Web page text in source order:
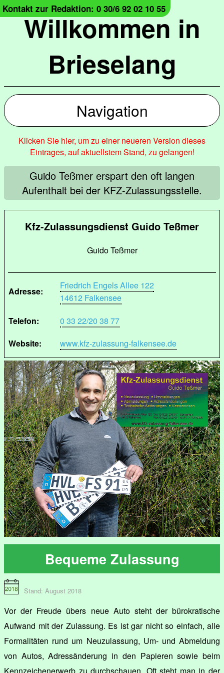
Willkommen in
Brieselang
Kontakt zur Redaktion: 0 30/6 92 02 10 55
Navigation
Klicken Sie hier, um zu einer neueren Version dieses
Eintrages, auf aktuellstem Stand, zu gelangen!
Guido Teßmer erspart den oft langen
Aufenthalt bei der KFZ-Zulassungsstelle.
Kfz-Zulassungsdienst Guido Teßmer
Guido Teßmer
Adresse:
Friedrich Engels Allee 122
14612 Falkensee
Telefon:
0 33 22/20 38 77
Website:
www.kfz-zulassung-falkensee.de
Bequeme Zulassung
Stand: August 2018
Vor der Freude übers neue Auto steht der bürokratische
Aufwand mit der Zulassung. Es ist gar nicht so einfach, alle
Formalitäten rund um Neuzulassung, Um- und Abmeldung
von Autos, Adressänderung in den Papieren sowie beim
Kennzeichenerwerb zu durchschauen. Oft steht man in der